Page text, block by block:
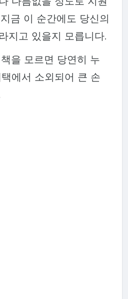
금 이 순간에도 당신의
지고 있을지 모릅니다.
을 모르면 당연히 누
에서 소외되어 큰 손